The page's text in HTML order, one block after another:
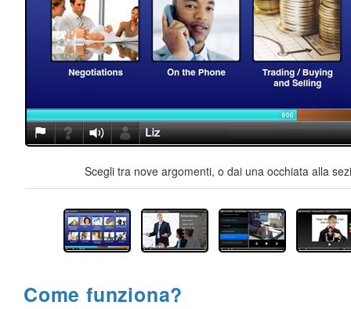
Scegli tra nove argomenti, o dai una occhiata alla
Come funziona?